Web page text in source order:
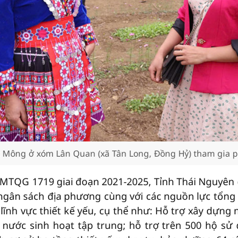
ở xóm Lân Quan (xã Tân Long, Đồng Hỷ) tham
1719 giai đoạn 2021-2025, Tỉnh Thái
sách địa phương cùng với các nguồn lực
vực thiết kế yếu, cụ thể như: Hỗ trợ xây dựng
sinh hoạt tập trung; hỗ trợ trên 500 hộ sử